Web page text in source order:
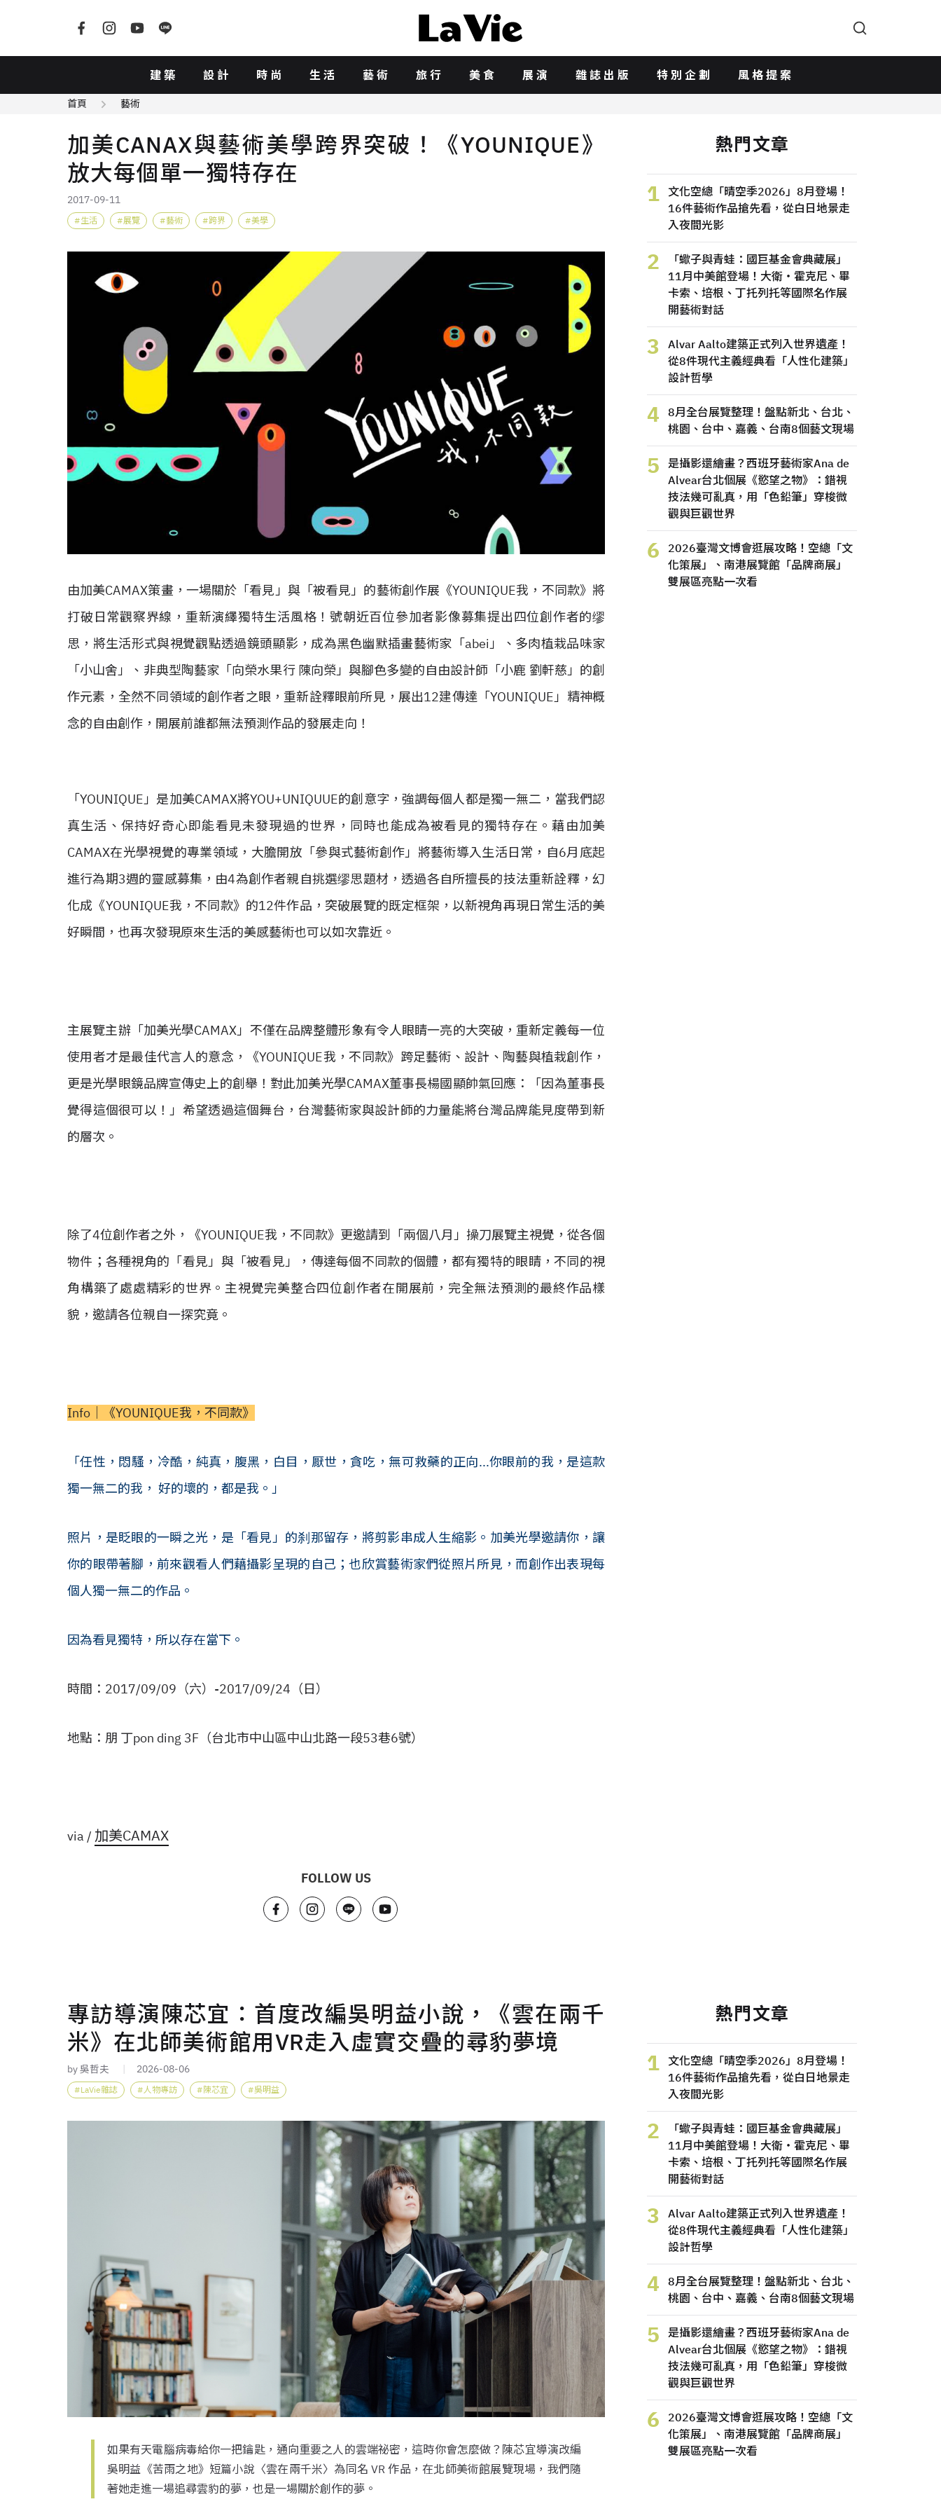
建築 設計 時尚 生活 藝術 旅行 美食 展演 雜誌出版 特別企劃 風格提案
首頁 藝術
加美CANAX與藝術美學跨界突破！《YOUNIQUE》
放大每個單一獨特存在
2017-09-11
生活 展覽 藝術 跨界 美學
由加美CAMAX策畫，一場關於「看見」與「被看見」的藝術創作展《YOUNIQUE我，不同款》將
打破日常觀察界線，重新演繹獨特生活風格！ 號朝近百位參加者影像募集提出四位創作者的缪
思，將生活形式與視覺觀點透過鏡頭顯影，成為黑色幽默插畫藝術家「abei」、多肉植栽品味家
「小山舍」、非典型陶藝家「向榮水果行 陳向榮」與腳色多變的自由設計師「小鹿 劉軒慈」的創
作元素，全然不同領域的創作者之眼，重新詮釋眼前所見，展出12建傳達「YOUNIQUE」精神概
念的自由創作，開展前誰都無法預測作品的發展走向！
「YOUNIQUE」是加美CAMAX將YOU+UNIQUUE的創意字，強調每個人都是獨一無二，當我們認
真生活、保持好奇心即能看見未發現過的世界，同時也能成為被看見的獨特存在。藉由加美
CAMAX在光學視覺的專業領域，大膽開放「參與式藝術創作」將藝術導入生活日常，自6月底起
進行為期3週的靈感募集，由4為創作者親自挑選缪思題材，透過各自所擅長的技法重新詮釋，幻
化成《YOUNIQUE我，不同款》的12件作品，突破展覽的既定框架，以新視角再現日常生活的美
好瞬間，也再次發現原來生活的美感藝術也可以如次靠近。
主展覽主辦「加美光學CAMAX」不僅在品牌整體形象有令人眼睛一亮的大突破，重新定義每一位
使用者才是最佳代言人的意念，《YOUNIQUE我，不同款》跨足藝術、設計、陶藝與植栽創作，
更是光學眼鏡品牌宣傳史上的創舉！對此加美光學CAMAX董事長楊國顯帥氣回應：「因為董事長
覺得這個很可以！」希望透過這個舞台，台灣藝術家與設計師的力量能將台灣品牌能見度帶到新
的層次。
除了4位創作者之外，《YOUNIQUE我，不同款》更邀請到「兩個八月」操刀展覽主視覺，從各個
物件；各種視角的「看見」與「被看見」，傳達每個不同款的個體，都有獨特的眼睛，不同的視
角構築了處處精彩的世界。主視覺完美整合四位創作者在開展前，完全無法預測的最終作品樣
貌，邀請各位親自一探究竟。
Info│《YOUNIQUE我，不同款》
「任性，悶騷，冷酷，純真，腹黑，白目，厭世，貪吃，無可救藥的正向...你眼前的我，是這款
獨一無二的我， 好的壞的，都是我。」
照片，是眨眼的一瞬之光，是「看見」的刹那留存，將剪影串成人生縮影。 加美光學邀請你，讓
你的眼帶著腳，前來觀看人們藉攝影呈現的自己；也欣賞藝術家們從照片所見，而創作出表現每
個人獨一無二的作品。
因為看見獨特，所以存在當下。
時間：2017/09/09（六）-2017/09/24（日）
地點：朋 丁pon ding 3F（台北市中山區中山北路一段53巷6號）
via / 加美CAMAX
FOLLOW US
熱門文章
1
文化空總「晴空季2026」8月登場！
16件藝術作品搶先看，從白日地景走
入夜間光影
2
「蠍子與青蛙：國巨基金會典藏展」
11月中美館登場！大衛・霍克尼、畢
卡索、培根、丁托列托等國際名作展
開藝術對話
3
Alvar Aalto建築正式列入世界遺產！
從8件現代主義經典看「人性化建築」
設計哲學
4
8月全台展覽整理！盤點新北、台北、
桃園、台中、嘉義、台南8個藝文現場
5
是攝影還繪畫？西班牙藝術家Ana de
Alvear台北個展《慾望之物》：錯視
技法幾可亂真，用「色鉛筆」穿梭微
觀與巨觀世界
6
2026臺灣文博會逛展攻略！空總「文
化策展」、南港展覽館「品牌商展」
雙展區亮點一次看
專訪導演陳芯宜：首度改編吳明益小說，《雲在兩千
米》在北師美術館用VR走入虛實交疊的尋豹夢境
by 吳哲夫 2026-08-06
LaVie雜誌 人物專訪 陳芯宜 吳明益
如果有天電腦病毒給你一把鑰匙，通向重要之人的雲端祕密，這時你會怎麼做？陳芯宜導演改編
吳明益《苦雨之地》短篇小說〈雲在兩千米〉為同名 VR 作品，在北師美術館展覽現場，我們隨
著她走進一場追尋雲豹的夢，也是一場關於創作的夢。
熱門文章
1
文化空總「晴空季2026」8月登場！
16件藝術作品搶先看，從白日地景走
入夜間光影
2
「蠍子與青蛙：國巨基金會典藏展」
11月中美館登場！大衛・霍克尼、畢
卡索、培根、丁托列托等國際名作展
開藝術對話
3
Alvar Aalto建築正式列入世界遺產！
從8件現代主義經典看「人性化建築」
設計哲學
4
8月全台展覽整理！盤點新北、台北、
桃園、台中、嘉義、台南8個藝文現場
5
是攝影還繪畫？西班牙藝術家Ana de
Alvear台北個展《慾望之物》：錯視
技法幾可亂真，用「色鉛筆」穿梭微
觀與巨觀世界
6
2026臺灣文博會逛展攻略！空總「文
化策展」、南港展覽館「品牌商展」
雙展區亮點一次看